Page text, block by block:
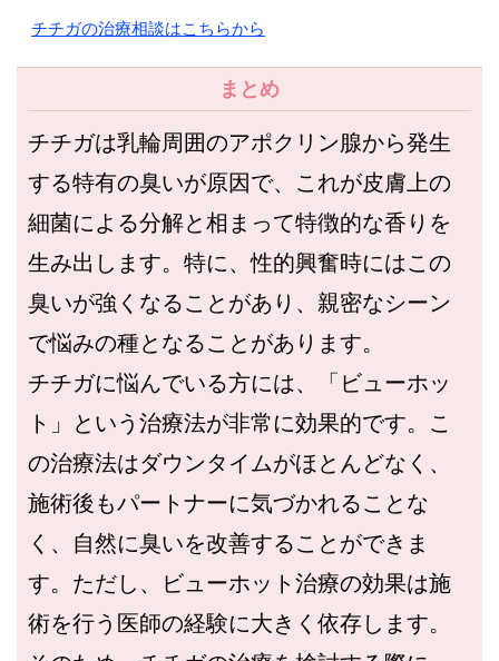
チチガの治療相談はこちらから
まとめ
チチガは乳輪周囲のアポクリン腺から発生
する特有の臭いが原因で、これが皮膚上の
細菌による分解と相まって特徴的な香りを
生み出します。特に、性的興奮時にはこの
臭いが強くなることがあり、親密なシーン
で悩みの種となることがあります。
チチガに悩んでいる方には、「ビューホッ
ト」という治療法が非常に効果的です。こ
の治療法はダウンタイムがほとんどなく、
施術後もパートナーに気づかれることな
く、自然に臭いを改善することができま
す。ただし、ビューホット治療の効果は施
術を行う医師の経験に大きく依存します。